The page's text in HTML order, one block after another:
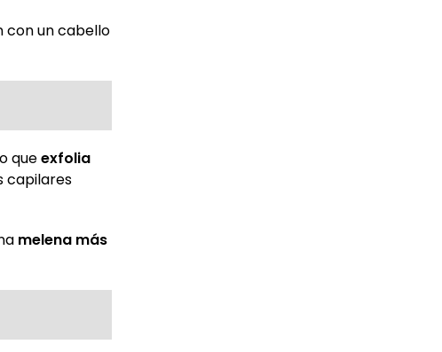
con un cabello
queexfolia
capilares
melena más